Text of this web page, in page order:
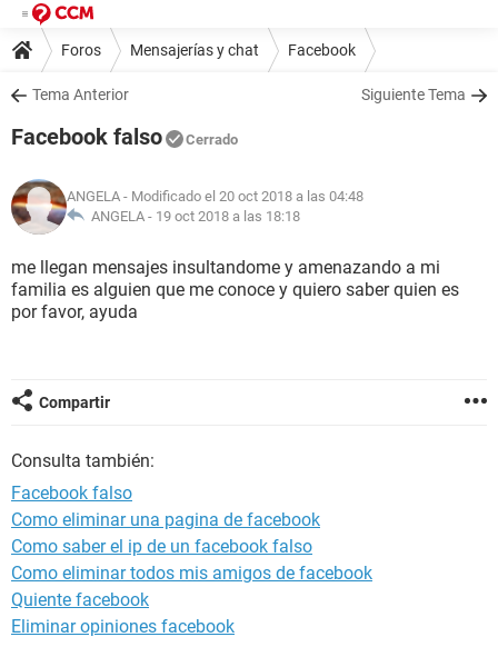
Foros Mensajerías y chat Facebook
Tema Anterior Siguiente Tema
Facebook falso Cerrado
ANGELA - Modificado el 20 oct 2018 a las 04:48
ANGELA - 19 oct 2018 a las 18:18
me llegan mensajes insultandome y amenazando a mi
familia es alguien que me conoce y quiero saber quien es
por favor, ayuda
Compartir
Consulta también:
Facebook falso
Como eliminar una pagina de facebook
Como saber el ip de un facebook falso
Como eliminar todos mis amigos de facebook
Quiente facebook
Eliminar opiniones facebook